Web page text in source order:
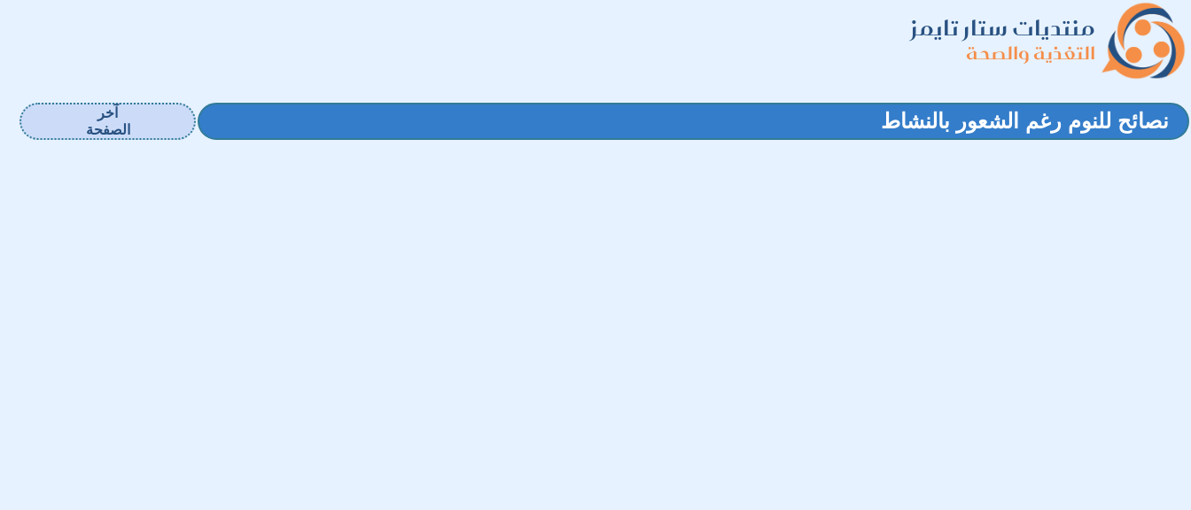
منتديات ستار تايمز
التغذية والصحة
نصائح للنوم رغم الشعور بالنشاط
آخر
الصفحة